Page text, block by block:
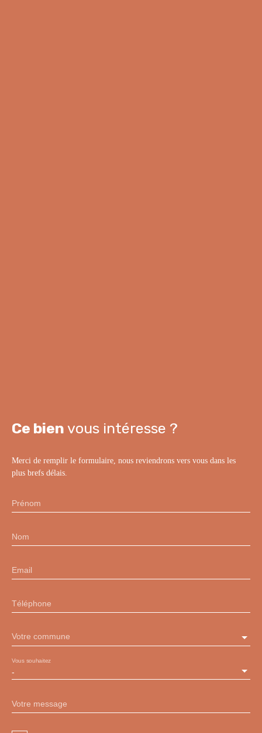
Ce bien vous intéresse ?
Merci de remplir le formulaire, nous reviendrons vers vous dans les
plus brefs délais.
Prénom
Nom
Email
Téléphone
Votre commune
-
Vous souhaitez
Votre message